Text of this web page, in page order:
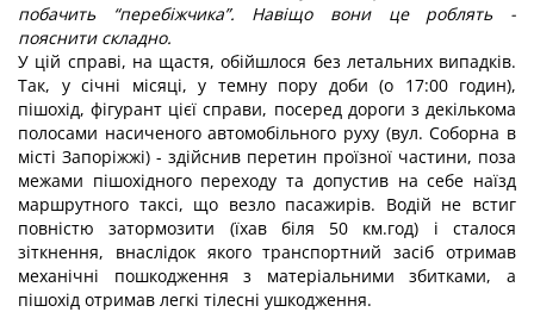
побачить “перебіжчика”. Навіщо вони це роблять -
пояснити складно.
У цій справі, на щастя, обійшлося без летальних випадків.
Так, у січні місяці, у темну пору доби (о 17:00 годин),
пішохід, фігурант цієї справи, посеред дороги з декількома
полосами насиченого автомобільного руху (вул. Соборна в
місті Запоріжжі) - здійснив перетин проїзної частини, поза
межами пішохідного переходу та допустив на себе наїзд
маршрутного таксі, що везло пасажирів. Водій не встиг
повністю затормозити (їхав біля 50 км.год) і сталося
зіткнення, внаслідок якого транспортний засіб отримав
механічні пошкодження з матеріальними збитками, а
пішохід отримав легкі тілесні ушкодження.